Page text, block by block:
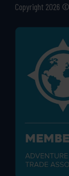
Copyright 2026